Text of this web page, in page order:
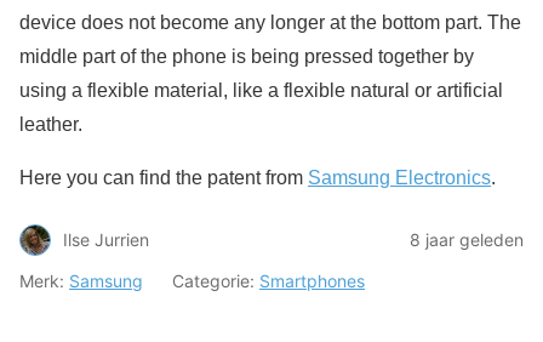
device does not become any longer at the bottom part. The
middle part of the phone is being pressed together by
using a flexible material, like a flexible natural or artificial
leather.
Here you can find the patent from Samsung Electronics.
Ilse Jurrien
8 jaar geleden
Merk: Samsung Categorie: Smartphones